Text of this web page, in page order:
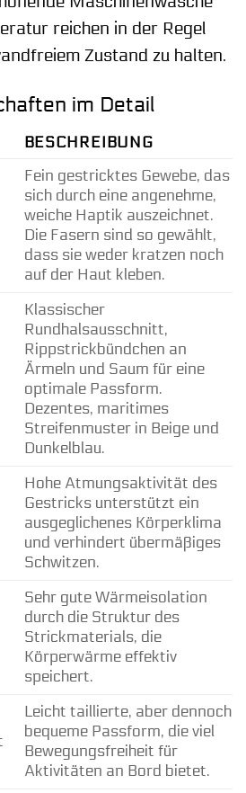
reichen in der Regel
Zustand zu halten.
im Detail
BESCHREIBUNG
Fein gestricktes Gewebe, das
sich durch eine angenehme,
weiche Haptik auszeichnet.
Die Fasern sind so gewählt,
dass sie weder kratzen noch
auf der Haut kleben.
Klassischer
Rundhalsausschnitt,
Rippstrickbündchen an
Ärmeln und Saum für eine
optimale Passform.
Dezentes, maritimes
Streifenmuster in Beige und
Dunkelblau.
Hohe Atmungsaktivität des
Gestricks unterstützt ein
ausgeglichenes Körperklima
und verhindert übermäßiges
Schwitzen.
Sehr gute Wärmeisolation
durch die Struktur des
Strickmaterials, die
Körperwärme effektiv
speichert.
Leicht taillierte, aber dennoch
bequeme Passform, die viel
Bewegungsfreiheit für
Aktivitäten an Bord bietet.